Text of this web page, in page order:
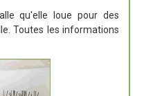
qu'elle loue pour des
Toutes les informations